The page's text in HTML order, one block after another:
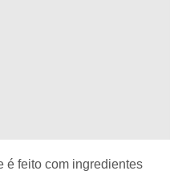
é feito com ingredientes